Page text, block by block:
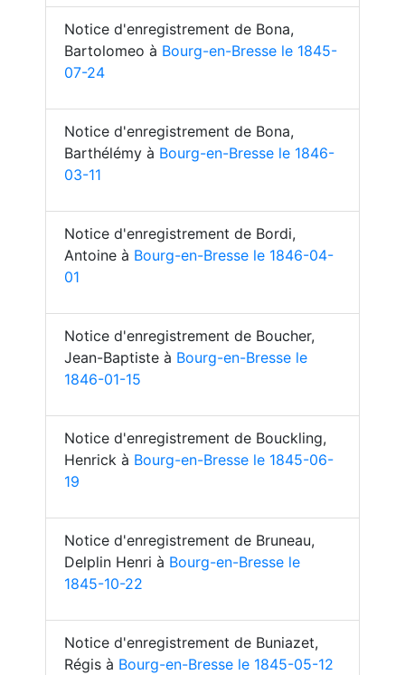
Notice d'enregistrement de Bona,
Bartolomeo à Bourg-en-Bresse le 1845-
07-24
Notice d'enregistrement de Bona,
Barthélémy à Bourg-en-Bresse le 1846-
03-11
Notice d'enregistrement de Bordi,
Antoine à Bourg-en-Bresse le 1846-04-
01
Notice d'enregistrement de Boucher,
Jean-Baptiste à Bourg-en-Bresse le
1846-01-15
Notice d'enregistrement de Bouckling,
Henrick à Bourg-en-Bresse le 1845-06-
19
Notice d'enregistrement de Bruneau,
Delplin Henri à Bourg-en-Bresse le
1845-10-22
Notice d'enregistrement de Buniazet,
Régis à Bourg-en-Bresse le 1845-05-12